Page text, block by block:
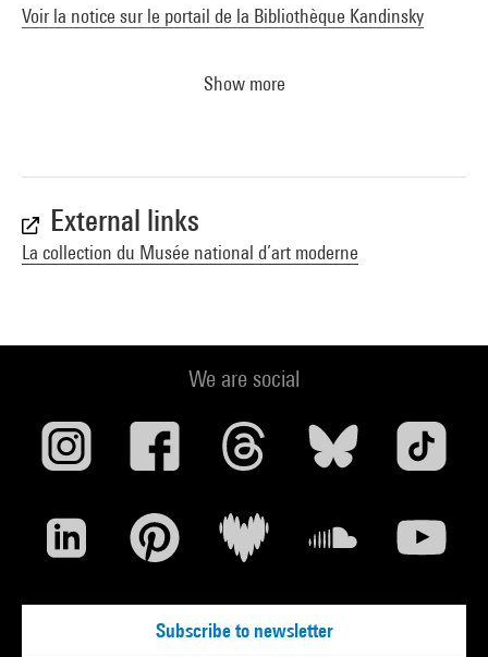
Voir la notice sur le portail de la Bibliothèque Kandinsky
Show more
External links
La collection du Musée national d’art moderne
We are social
Subscribe to newsletter